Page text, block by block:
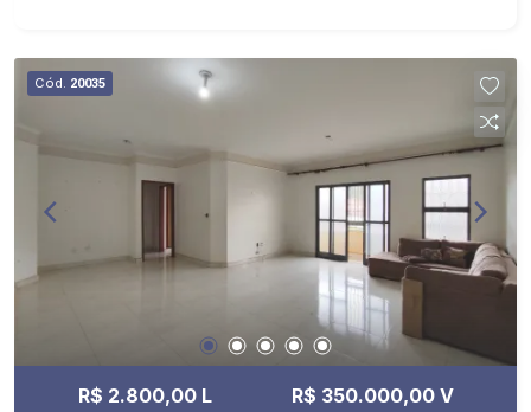
Picanha Restaurante & Chopperia
Cód. 20035
R$ 2.800,00 L R$ 350.000,00 V